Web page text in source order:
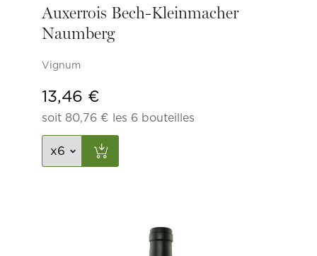
Auxerrois Bech-Kleinmacher
Naumberg
Vignum
13,46 €
soit 80,76 € les 6 bouteilles